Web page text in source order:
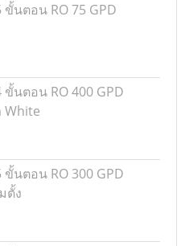
ขั้นตอน RO 75 GPD
ขั้นตอน RO 400 GPD
White
ขั้นตอน RO 300 GPD
ตั้ง